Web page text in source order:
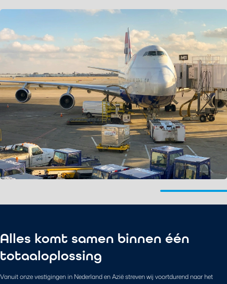
Alles komt samen binnen één
totaaloplossing
Vanuit onze vestigingen in Nederland en Azië streven wij voortdurend naar het